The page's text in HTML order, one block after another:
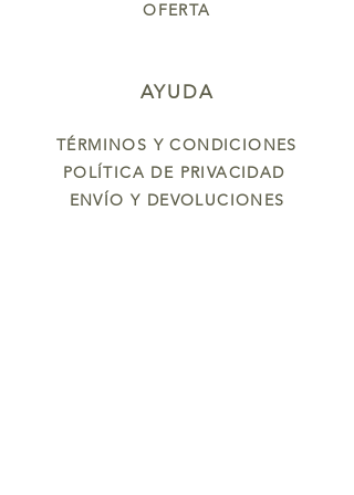
OFERTA
AYUDA
TÉRMINOS Y CONDICIONES
POLÍTICA DE PRIVACIDAD
ENVÍO Y DEVOLUCIONES